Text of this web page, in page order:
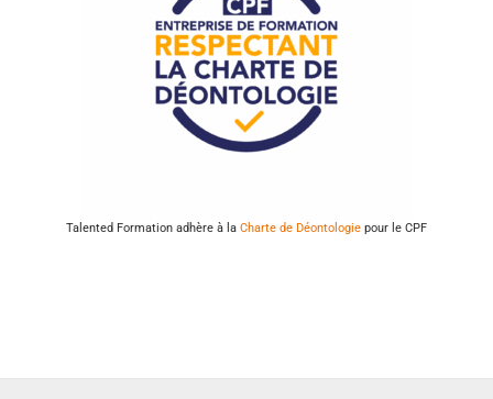
Talented Formation adhère à la Charte de Déontologie pour le CPF